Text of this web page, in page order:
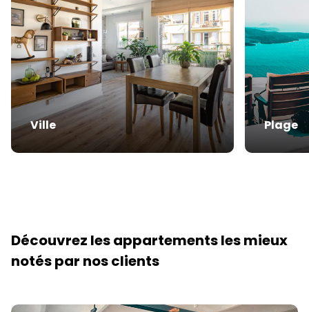
Ville Plage
Découvrez les appartements les mieux
notés par nos clients